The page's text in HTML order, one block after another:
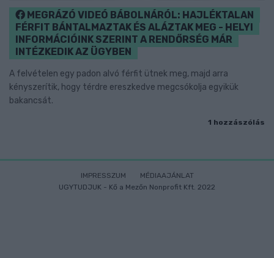
MEGRÁZÓ VIDEÓ BÁBOLNÁRÓL: HAJLÉKTALAN
FÉRFIT BÁNTALMAZTAK ÉS ALÁZTAK MEG - HELYI
INFORMÁCIÓINK SZERINT A RENDŐRSÉG MÁR
INTÉZKEDIK AZ ÜGYBEN
A felvételen egy padon alvó férfit ütnek meg, majd arra
kényszerítik, hogy térdre ereszkedve megcsókolja egyikük
bakancsát.
1 hozzászólás
IMPRESSZUM
MÉDIAAJÁNLAT
UGYTUDJUK - Kő a Mezőn Nonprofit Kft. 2022